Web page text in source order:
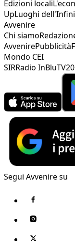
Edizioni locali
UpLuoghi
Avvenire
Chi siamo
AvvenirePubblicità
Mondo CEI
SIRRadio InBlu
Segui Avvenire su